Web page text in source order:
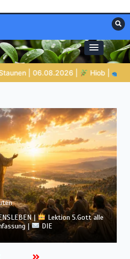
Antworten, die
SPUREN DER SCHÖPFUNG |
|
Lektion 5.Gott alle
überwinden |
DIE